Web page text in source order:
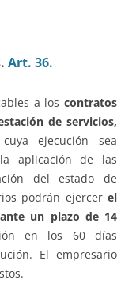
Art. 36.
a los contratos
de servicios,
ejecución sea
aplicación de las
del estado de
podrán ejercer el
un plazo de 14
en los 60 días
El empresario